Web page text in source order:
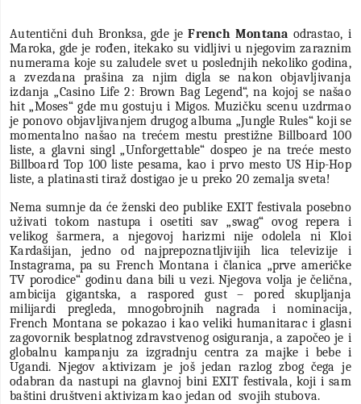
Autentični duh Bronksa, gde jeFrench Montana odrastao, i
Maroka, gde je rođen, itekako su vidljivi u njegovim zaraznim
numerama koje su zaludele svet u poslednjih nekoliko godina,
a zvezdana prašina za njim digla se nakon objavljivanja
izdanja „Casino Life 2: Brown Bag Legend“, na kojoj se našao
hit „Moses“ gde mu gostuju i Migos. Muzičku scenu uzdrmao
je ponovo objavljivanjem drugog albuma „Jungle Rules“ koji se
momentalno našao na trećem mestu prestižne Billboard 100
liste, a glavni singl „Unforgettable“ dospeo je na treće mesto
Billboard Top 100 liste pesama, kao i prvo mesto US Hip-Hop
liste, a platinasti tiraž dostigao je u preko 20 zemalja sveta!
Nema sumnje da će ženski deo publike EXIT festivala posebno
uživati tokom nastupa i osetiti sav „swag“ ovog repera i
velikog šarmera, a njegovoj harizmi nije odolela ni Kloi
Kardašijan, jedno od najprepoznatljivijih lica televizije i
Instagrama, pa su French Montana i članica „prve američke
TV porodice“ godinu dana bili u vezi. Njegova volja je čelična,
ambicija gigantska, a raspored gust – pored skupljanja
milijardi pregleda, mnogobrojnih nagrada i nominacija,
French Montana se pokazao i kao veliki humanitarac i glasni
zagovornik besplatnog zdravstvenog osiguranja, a započeo je i
globalnu kampanju za izgradnju centra za majke i bebe i
Ugandi. Njegov aktivizam je još jedan razlog zbog čega je
odabran da nastupi na glavnoj bini EXIT festivala, koji i sam
baštini društveni aktivizam kao jedan od svojih stubova.